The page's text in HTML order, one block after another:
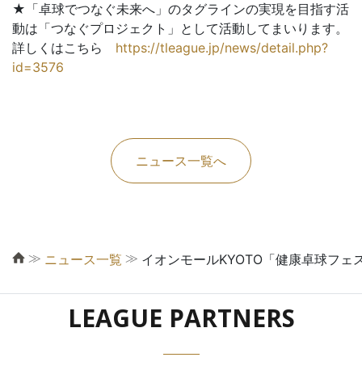
★「卓球でつなぐ未来へ」のタグラインの実現を目指す活
動は「つなぐプロジェクト」として活動してまいります。
詳しくはこちら https://tleague.jp/news/detail.php?
id=3576
ニュース一覧へ
≫ ニュース一覧 ≫ イオンモールKYOTO「健康卓球フ
LEAGUE PARTNERS